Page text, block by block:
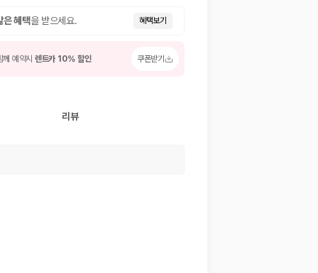
한 차량을 고를 수 있습니다.
은 혜택을 받으세요. 혜택보기
께 예약시 렌트카 10% 할인 쿠폰받기
리뷰